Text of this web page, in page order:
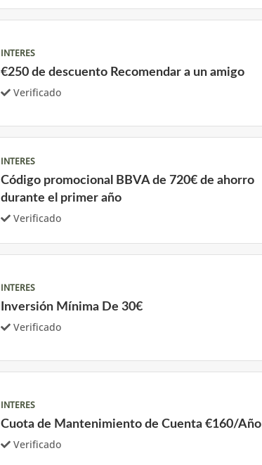
INTERES
€250 de descuento Recomendar a un amigo
Verificado
INTERES
Código promocional BBVA de 720€ de ahorro
durante el primer año
Verificado
INTERES
Inversión Mínima De 30€
Verificado
INTERES
Cuota de Mantenimiento de Cuenta €160/Año
Verificado